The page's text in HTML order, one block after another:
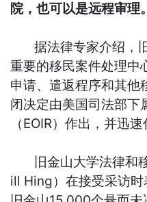
院，也可以是远程审理
据法律专家介绍，
重要的移民案件处理中
申请、遣返程序和其他
闭决定由美国司法部下
（EOIR）作出，并迅速
旧金山大学法律和移
ill Hing）在接受采访时